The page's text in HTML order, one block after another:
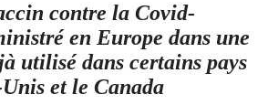
contre la Covid-
en Europe dans une
utilisé dans certains pays
et le Canada